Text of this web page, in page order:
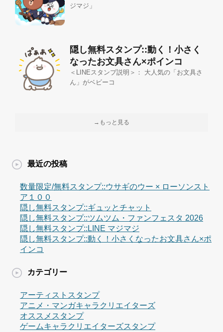
ジマジ」
隠し無料スタンプ::動く！小さく
なったお文具さん×ポインコ
＜LINEスタンプ説明＞： 大人気の「お文具さ
ん」がベビーコ
→もっと見る
最近の投稿
数量限定/無料スタンプ::ウサギのウー × ローソンスト
ア１００
隠し無料スタンプ::ギュッとチャット
隠し無料スタンプ::ツムツム・ファンフェスタ 2026
隠し無料スタンプ::LINE マジマジ
隠し無料スタンプ::動く！小さくなったお文具さん×ポ
インコ
カテゴリー
アーティストスタンプ
アニメ・マンガキャラクリエイターズ
オススメスタンプ
ゲームキャラクリエイターズスタンプ